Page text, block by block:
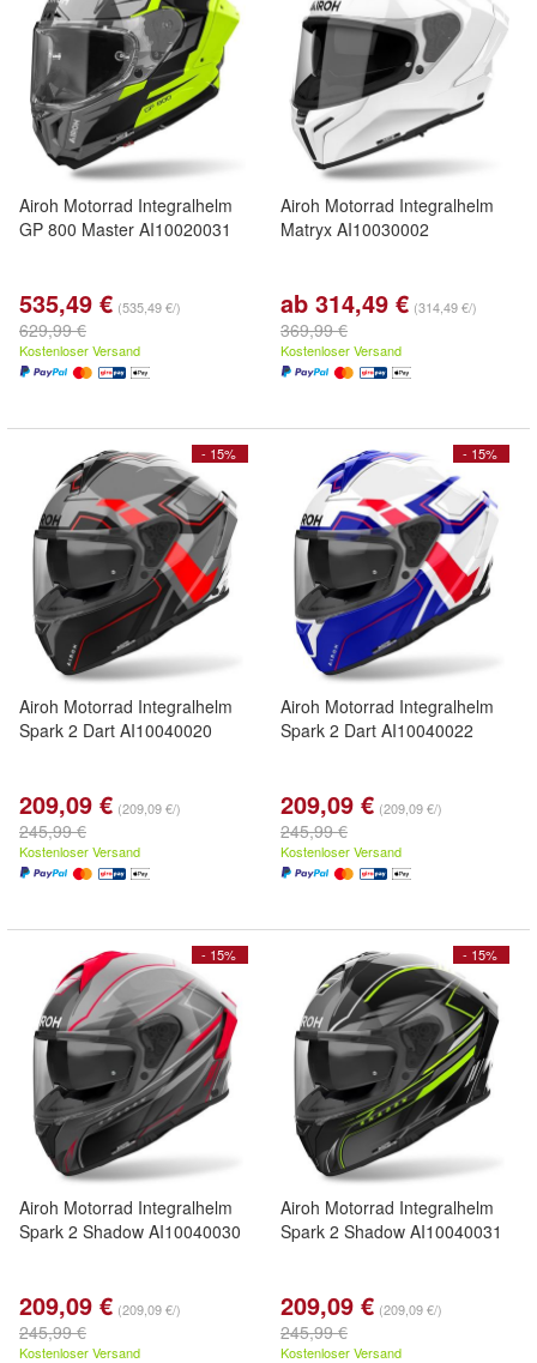
Airoh Motorrad Integralhelm
GP 800 Master AI10020031
535,49 € (535,49 €/)
629,99 €
Kostenloser Versand
Airoh Motorrad Integralhelm
Matryx AI10030002
ab 314,49 € (314,49 €/)
369,99 €
Kostenloser Versand
- 15%
Airoh Motorrad Integralhelm
Spark 2 Dart AI10040020
209,09 € (209,09 €/)
245,99 €
Kostenloser Versand
- 15%
Airoh Motorrad Integralhelm
Spark 2 Dart AI10040022
209,09 € (209,09 €/)
245,99 €
Kostenloser Versand
- 15%
Airoh Motorrad Integralhelm
Spark 2 Shadow AI10040030
209,09 € (209,09 €/)
245,99 €
Kostenloser Versand
- 15%
Airoh Motorrad Integralhelm
Spark 2 Shadow AI10040031
209,09 € (209,09 €/)
245,99 €
Kostenloser Versand